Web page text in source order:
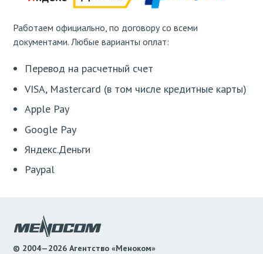
Работаем официально, по договору со всеми
документами. Любые варианты оплат:
Перевод на расчетный счет
VISA, Mastercard (в том числе кредитные карты)
Apple Pay
Google Pay
Яндекс.Деньги
Paypal
© 2004—2026 Агентство «Меноком»